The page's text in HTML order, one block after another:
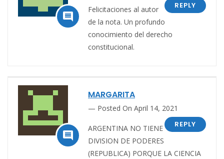

REPLY
Felicitaciones al autor
de la nota. Un profundo
conocimiento del derecho
constitucional.

MARGARITA
Posted On April 14, 2021
REPLY
ARGENTINA NO TIENE
DIVISION DE PODERES
(REPUBLICA) PORQUE LA CIENCIA